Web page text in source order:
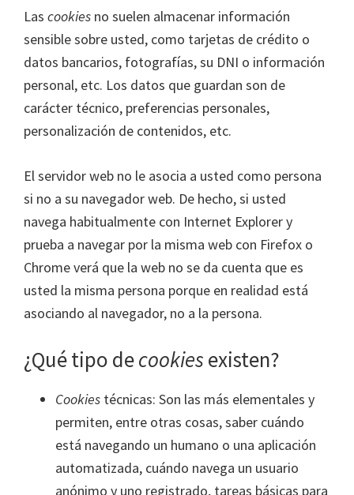
Las cookies no suelen almacenar información
sensible sobre usted, como tarjetas de crédito o
datos bancarios, fotografías, su DNI o información
personal, etc. Los datos que guardan son de
carácter técnico, preferencias personales,
personalización de contenidos, etc.
El servidor web no le asocia a usted como persona
si no a su navegador web. De hecho, si usted
navega habitualmente con Internet Explorer y
prueba a navegar por la misma web con Firefox o
Chrome verá que la web no se da cuenta que es
usted la misma persona porque en realidad está
asociando al navegador, no a la persona.
¿Qué tipo decookies existen?
Cookies técnicas: Son las más elementales y
permiten, entre otras cosas, saber cuándo
está navegando un humano o una aplicación
automatizada, cuándo navega un usuario
anónimo y uno registrado, tareas básicas para